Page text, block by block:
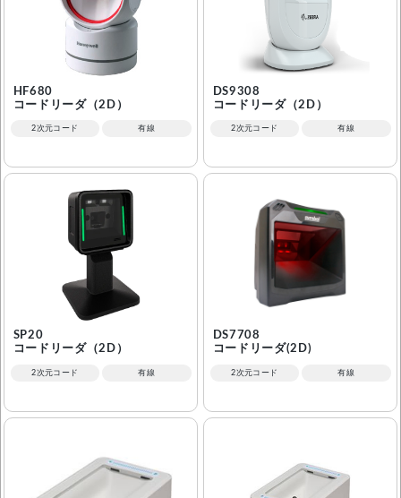
HF680
コードリーダ（2D）
2次元コード 有線
DS9308
コードリーダ（2D）
2次元コード 有線
SP20
コードリーダ（2D）
2次元コード 有線
DS7708
コードリーダ(2D)
2次元コード 有線